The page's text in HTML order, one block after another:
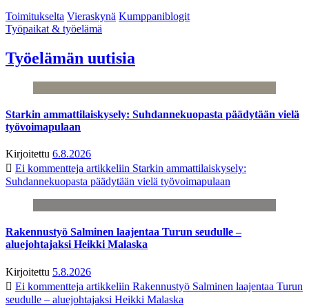
Toimitukselta Vieraskynä Kumppaniblogit
Työpaikat & työelämä
Työelämän uutisia
Starkin ammattilaiskysely: Suhdannekuopasta päädytään vielä
työvoimapulaan
Kirjoitettu 6.8.2026
Ei kommentteja artikkeliin Starkin ammattilaiskysely:
Suhdannekuopasta päädytään vielä työvoimapulaan
Rakennustyö Salminen laajentaa Turun seudulle –
aluejohtajaksi Heikki Malaska
Kirjoitettu 5.8.2026
Ei kommentteja artikkeliin Rakennustyö Salminen laajentaa Turun
seudulle – aluejohtajaksi Heikki Malaska